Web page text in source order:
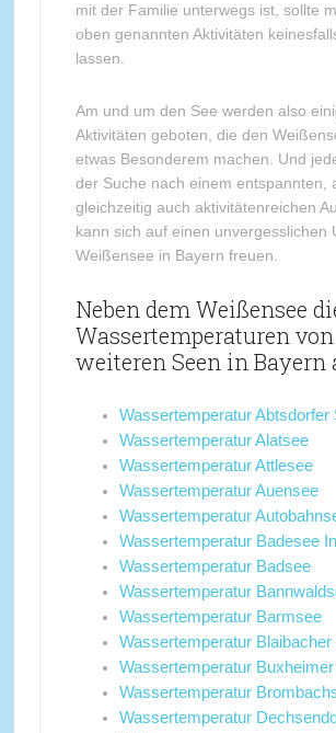
mit der Familie unterwegs ist, sollte
oben genannten Aktivitäten
lassen.
Am und um den See werden also
Aktivitäten geboten, die den
etwas Besonderem machen. Und
der Suche nach einem entspannten,
gleichzeitig auch aktivitätenreichen
kann sich auf einen unvergesslichen
Weißensee in Bayern freuen.
Neben dem Weißensee
Wassertemperaturen von
weiteren Seen in Bayern
Wassertemperatur Abtsdorfer
Wassertemperatur Alatsee
Wassertemperatur Attlesee
Wassertemperatur Auensee
Wassertemperatur
Wassertemperatur Badesee
Wassertemperatur Badsee
Wassertemperatur
Wassertemperatur Barmsee
Wassertemperatur Blaibacher
Wassertemperatur
Wassertemperatur
Wassertemperatur